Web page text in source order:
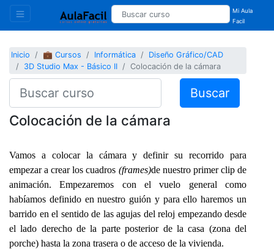
Mi Aula
Facil
Inicio 💼 Cursos Informática
Diseño Gráfico/CAD
3D Studio Max - Básico II
Colocación de la cámara
Buscar
Colocación de la cámara
Vamos a colocar la cámara y definir su recorrido para
empezar a crear los cuadros (frames)de nuestro primer clip de
animación. Empezaremos con el vuelo general como
habíamos definido en nuestro guión y para ello haremos un
barrido en el sentido de las agujas del reloj empezando desde
el lado derecho de la parte posterior de la casa (zona del
porche) hasta la zona trasera o de acceso de la vivienda.